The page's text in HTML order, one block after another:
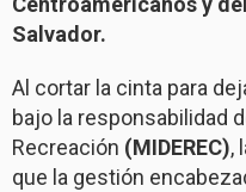
Salvador.
Al cortar la cinta para
bajo la responsabilidad
Recreación (MIDEREC),
que la gestión